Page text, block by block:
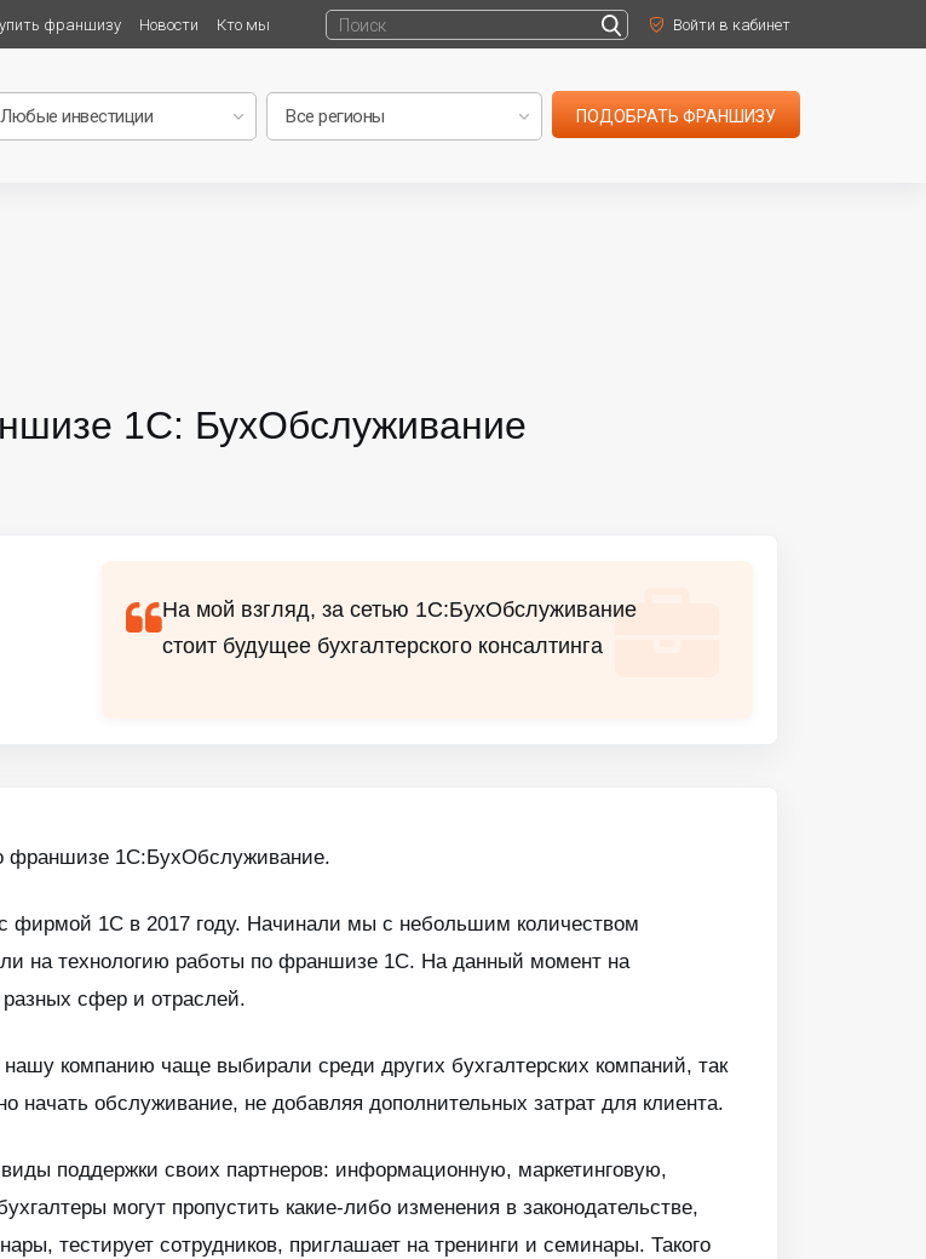
франшизу Новости Кто мы Войти в кабинет
ПОДОБРАТЬ ФРАНШИЗУ
1С: БухОбслуживание
На мой взгляд, за сетью 1С:БухОбслуживание
стоит будущее бухгалтерского консалтинга
франшизе 1С:БухОбслуживание.
1С в 2017 году. Начинали мы с небольшим количеством
на технологию работы по франшизе 1С. На данный момент на
сфер и отраслей.
компанию чаще выбирали среди других бухгалтерских компаний, так
обслуживание, не добавляя дополнительных затрат для клиента.
поддержки своих партнеров: информационную, маркетинговую,
могут пропустить какие-либо изменения в законодательстве,
тестирует сотрудников, приглашает на тренинги и семинары. Такого